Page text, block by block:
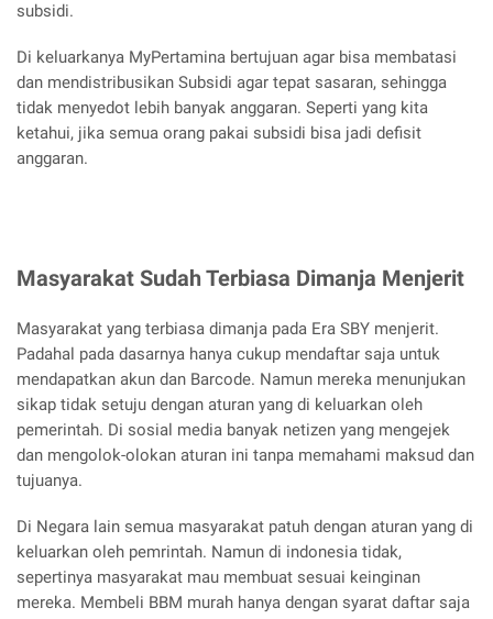
subsidi.
Di keluarkanya MyPertamina bertujuan agar bisa membatasi
dan mendistribusikan Subsidi agar tepat sasaran, sehingga
tidak menyedot lebih banyak anggaran. Seperti yang kita
ketahui, jika semua orang pakai subsidi bisa jadi defisit
anggaran.
Masyarakat Sudah Terbiasa Dimanja Menjerit
Masyarakat yang terbiasa dimanja pada Era SBY menjerit.
Padahal pada dasarnya hanya cukup mendaftar saja untuk
mendapatkan akun dan Barcode. Namun mereka menunjukan
sikap tidak setuju dengan aturan yang di keluarkan oleh
pemerintah. Di sosial media banyak netizen yang mengejek
dan mengolok-olokan aturan ini tanpa memahami maksud dan
tujuanya.
Di Negara lain semua masyarakat patuh dengan aturan yang di
keluarkan oleh pemrintah. Namun di indonesia tidak,
sepertinya masyarakat mau membuat sesuai keinginan
mereka. Membeli BBM murah hanya dengan syarat daftar saja